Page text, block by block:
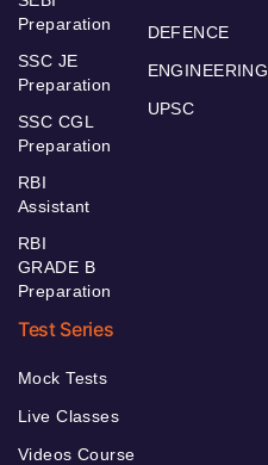
Preparation
SSC JE
Preparation
SSC CGL
Preparation
RBI
Assistant
RBI
GRADE B
Preparation
DEFENCE
ENGINEERING
UPSC
Test Series
Mock Tests
Live Classes
Videos Course